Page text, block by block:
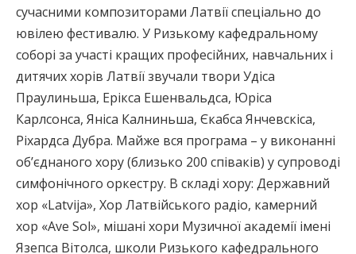
сучасними композиторами Латвії спеціально до
ювілею фестивалю. У Ризькому кафедральному
соборі за участі кращих професійних, навчальних і
дитячих хорів Латвії звучали твори Удіса
Праулиньша, Ерікса Ешенвальдса, Юріса
Карлсонса, Яніса Калниньша, Єкабса Янчевскіса,
Ріхардса Дубра. Майже вся програма – у виконанні
обʼєднаного хору (близько 200 співаків) у супроводі
симфонічного оркестру. В складі хору: Державний
хор «Latvija», Хор Латвійського радіо, камерний
хор «Ave Sol», мішані хори Музичної академії імені
Язепса Вітолса, школи Ризького кафедрального